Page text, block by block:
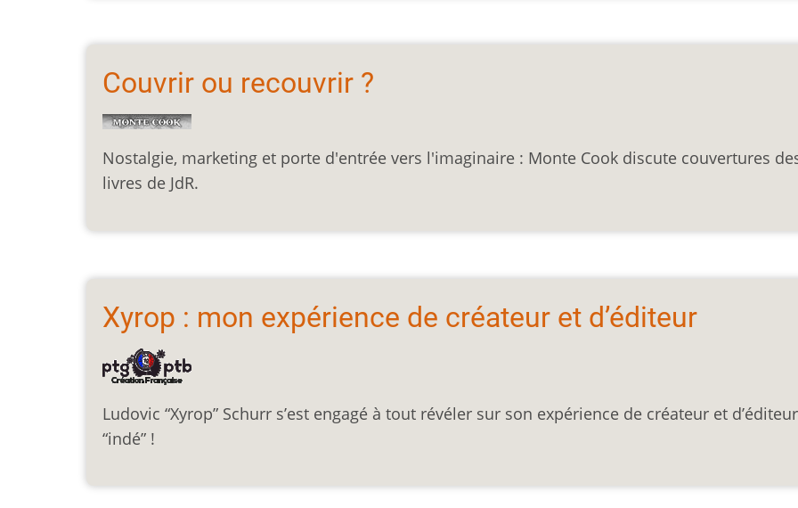
Couvrir ou recouvrir ?
Nostalgie, marketing et porte d'entrée vers l'imaginaire : Monte Cook discute couvertures
livres de JdR.
Xyrop : mon expérience de créateur et d’éditeur
Ludovic “Xyrop” Schurr s’est engagé à tout révéler sur son expérience de créateur et d’éditeur
“indé” !